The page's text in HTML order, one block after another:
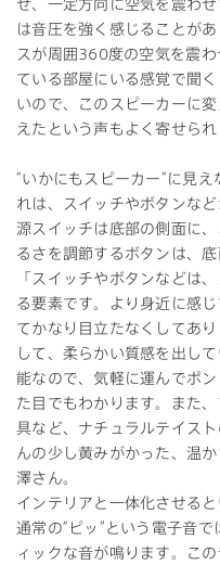
は音圧を強く感じることが
スが周囲360度の空気を震
ている部屋にいる感覚で聞
いので、このスピーカーに
えたという声もよく寄せられ
“いかにもスピーカー”に見
れは、スイッチやボタンな
源スイッチは底部の側面に
るさを調節するボタンは、底
「スイッチやボタンなどは
る要素です。より身近に感
てかなり目立たなくしてあ
して、柔らかい質感を出し
能なので、気軽に運んでポ
た目でもわかります。また
具など、ナチュラルテイス
んの少し黄みがかった、温
澤さん。
インテリアと一体化させる
通常の“ピッ”という電子音
ィックな音が鳴ります。こ